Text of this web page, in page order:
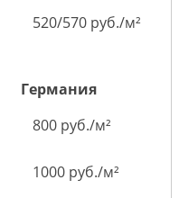
520/570 руб./м²
Германия
800 руб./м²
1000 руб./м²